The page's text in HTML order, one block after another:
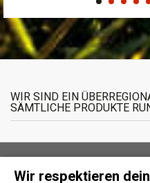
WIR SIND EIN
SÄMTLICHE PRODUKTE
INFORMATIONEN
Wir respektieren